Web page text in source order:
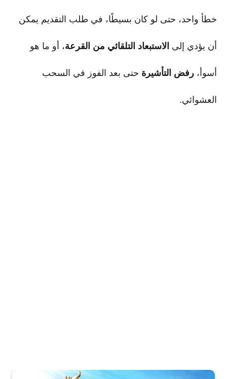
خطأ واحد، حتى لو كان بسيطًا، في طلب التقديم يمكن
أن يؤدي إلى الاستبعاد التلقائي من القرعة، أو ما هو
أسوأ، رفض التأشيرة حتى بعد الفوز في السحب
العشوائي.